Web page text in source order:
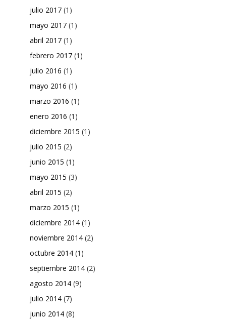
julio 2017 (1)
mayo 2017 (1)
abril 2017 (1)
febrero 2017 (1)
julio 2016 (1)
mayo 2016 (1)
marzo 2016 (1)
enero 2016 (1)
diciembre 2015 (1)
julio 2015 (2)
junio 2015 (1)
mayo 2015 (3)
abril 2015 (2)
marzo 2015 (1)
diciembre 2014 (1)
noviembre 2014 (2)
octubre 2014 (1)
septiembre 2014 (2)
agosto 2014 (9)
julio 2014 (7)
junio 2014 (8)